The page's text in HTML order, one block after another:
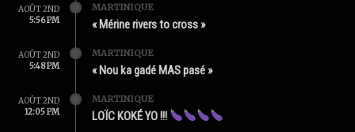
AOÛT 2ND
5:56 PM
MARTINIQUE
« Mérine rivers to cross »
AOÛT 2ND
5:48 PM
MARTINIQUE
« Nou ka gadé MAS pasé »
AOÛT 2ND
12:05 PM
MARTINIQUE
LOÏC KOKÉ YO !!!